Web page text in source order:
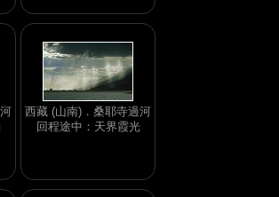
西藏 (山南)．桑耶寺過河
回程途中：天界霞光